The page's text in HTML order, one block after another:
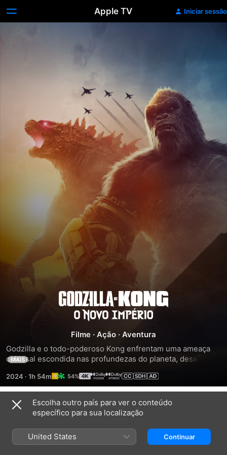
Apple TV Iniciar sessão
Godzilla
Kong:
O
Novo
Império
Filme · Ação · Aventura
Godzilla e o todo-poderoso Kong enfrentam uma ameaça
colossal escondida nas profundezas do planeta, desafiando
MAIS
2024 · 1h 54m 54%
Trailers
Escolha outro país para ver o conteúdo
específico para sua localização
United States Continuar